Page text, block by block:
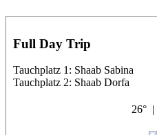
Full Day Trip
Tauchplatz 1: Shaab Sabina
Tauchplatz 2: Shaab Dorfa
26° |